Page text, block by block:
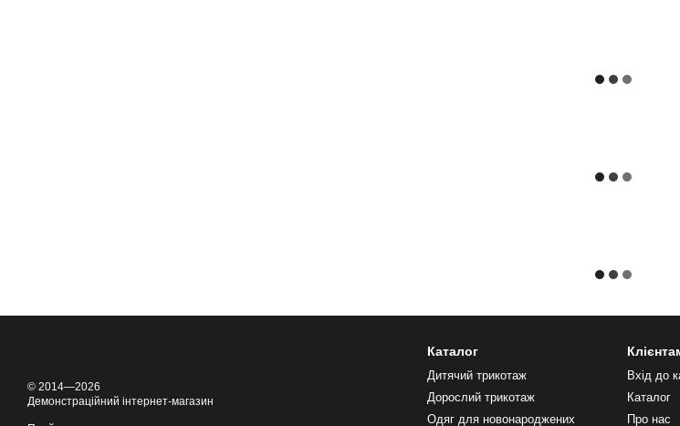
© 2014—2026
Демонстраційний інтернет-магазин
Каталог
Дитячий трикотаж
Дорослий трикотаж
Одяг для новонароджених
Вхід до
Каталог
Про нас